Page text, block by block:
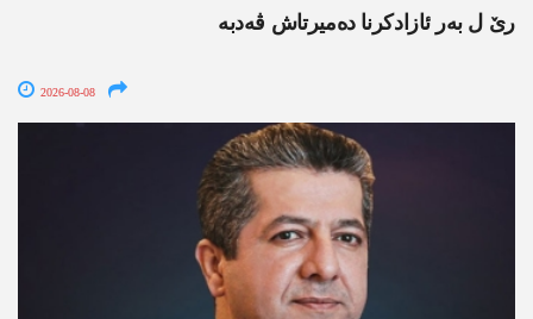
رێ ل بەر ئازادکرنا دەمیرتاش ڤەدبە
2026-08-08